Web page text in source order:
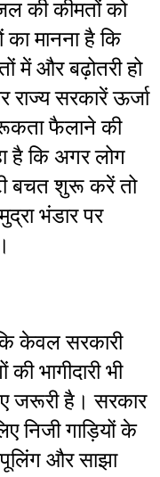
की कीमतों को
का मानना है कि
में और बढ़ोतरी हो
सरकारें ऊर्जा
फैलाने की
है कि अगर लोग
बचत शुरू करें तो
भंडार पर
केवल सरकारी
भागीदारी भी
जरूरी है। सरकार
निजी गाड़ियों के
और साझा